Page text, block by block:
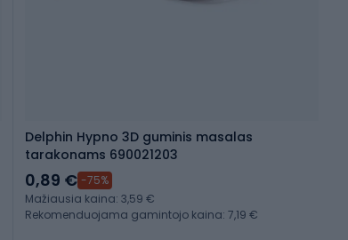
Delphin Hypno 3D guminis masalas
tarakonams 690021203
0,89 € -75%
Mažiausia kaina: 3,59 €
Rekomenduojama gamintojo kaina: 7,19 €